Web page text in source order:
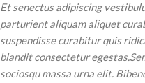
Et senectus adipiscing
parturient aliquam aliquet
suspendisse curabitur quis
blandit consectetur
sociosqu massa urna elit.